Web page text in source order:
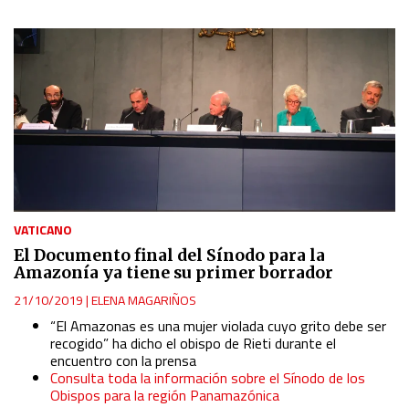
VATICANO
El Documento final del Sínodo para la
Amazonía ya tiene su primer borrador
21/10/2019|ELENA MAGARIÑOS
“El Amazonas es una mujer violada cuyo grito debe ser
recogido” ha dicho el obispo de Rieti durante el
encuentro con la prensa
Consulta toda la información sobre el Sínodo de los
Obispos para la región Panamazónica